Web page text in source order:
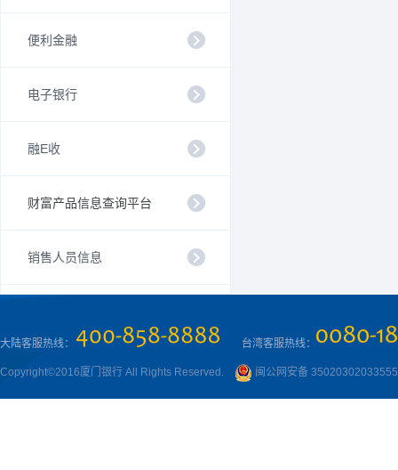
便利金融
电子银行
融E收
财富产品信息查询平台
销售人员信息
大陆客服热线： 台湾客服热线：
Copyright©2016厦门银行 All Rights Reserved. 闽公网安备